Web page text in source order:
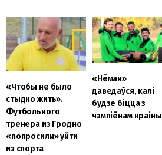
«Чтобы не было
стыдно жить».
Футбольного
тренера из Гродно
«попросили» уйти
из спорта
«Нёман»
даведаўся, калі
будзе біцца з
чэмпіёнам краіны